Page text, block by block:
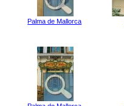
Palma de Mallorca